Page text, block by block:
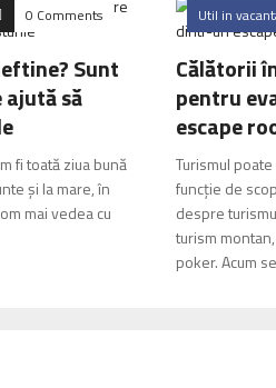
0 Comments
Sunt
să
fi toată ziua bună
și la mare, în
mai vedea cu
Util in
Călătorii
pentru
escape
Turismul
funcție de
despre
turism
poker. Acum